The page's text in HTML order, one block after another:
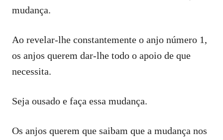
mudança.
Ao revelar-lhe constantemente o anjo número 1,
os anjos querem dar-lhe todo o apoio de que
necessita.
Seja ousado e faça essa mudança.
Os anjos querem que saibam que a mudança nos